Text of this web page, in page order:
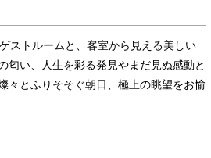
ストルームと、客室から見える美しい
匂い、人生を彩る発見やまだ見ぬ感動と
々とふりそそぐ朝日、極上の眺望をお愉